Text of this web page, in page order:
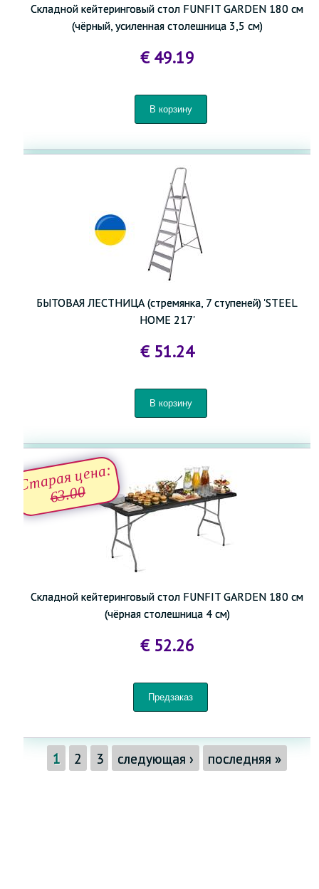
Складной кейтеринговый стол FUNFIT GARDEN 180 см
(чёрный, усиленная столешница 3,5 см)
€ 49.19
БЫТОВАЯ ЛЕСТНИЦА (стремянка, 7 ступеней) 'STEEL
HOME 217'
€ 51.24
Складной кейтеринговый стол FUNFIT GARDEN 180 см
(чёрная столешница 4 см)
Старая цена:
63.00
€ 52.26
1 2 3 следующая › последняя »